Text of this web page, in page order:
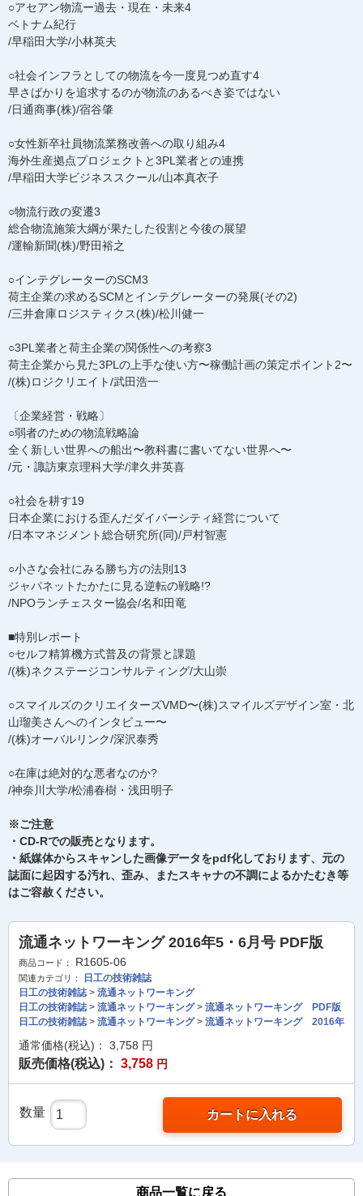
○アセアン物流ー過去・現在・未来4
ベトナム紀行
/早稲田大学/小林英夫
○社会インフラとしての物流を今一度見つめ直す4
早さばかりを追求するのが物流のあるべき姿ではない
/日通商事(株)/宿谷肇
○女性新卒社員物流業務改善への取り組み4
海外生産拠点プロジェクトと3PL業者との連携
/早稲田大学ビジネススクール/山本真衣子
○物流行政の変遷3
総合物流施策大綱が果たした役割と今後の展望
/運輸新聞(株)/野田裕之
○インテグレーターのSCM3
荷主企業の求めるSCMとインテグレーターの発展(その2)
/三井倉庫ロジスティクス(株)/松川健一
○3PL業者と荷主企業の関係性への考察3
荷主企業から見た3PLの上手な使い方〜稼働計画の策定ポイント2〜
/(株)ロジクリエイト/武田浩一
〔企業経営・戦略〕
○弱者のための物流戦略論
全く新しい世界への船出〜教科書に書いてない世界へ〜
/元・諏訪東京理科大学/津久井英喜
○社会を耕す19
日本企業における歪んだダイバーシティ経営について
/日本マネジメント総合研究所(同)/戸村智憲
○小さな会社にみる勝ち方の法則13
ジャパネットたかたに見る逆転の戦略!?
/NPOランチェスター協会/名和田竜
■特別レポート
○セルフ精算機方式普及の背景と課題
/(株)ネクステージコンサルティング/大山崇
○スマイルズのクリエイターズVMD〜(株)スマイルズデザイン室・北
山瑠美さんへのインタビュー〜
/(株)オーバルリンク/深沢泰秀
○在庫は絶対的な悪者なのか?
/神奈川大学/松浦春樹・浅田明子
※ご注意
・CD-Rでの販売となります。
・紙媒体からスキャンした画像データをpdf化しております、元の
誌面に起因する汚れ、歪み、またスキャナの不調によるかたむき等
はご容赦ください。
流通ネットワーキング 2016年5・6月号 PDF版
商品コード： R1605-06
関連カテゴリ：
日工の技術雑誌
日工の技術雑誌> 流通ネットワーキング
日工の技術雑誌> 流通ネットワーキング> 流通ネットワーキング PDF版
日工の技術雑誌> 流通ネットワーキング> 流通ネットワーキング 2016年
通常価格(税込)： 3,758 円
販売価格(税込)： 3,758 円
数量 カートに入れる
商品一覧に戻る